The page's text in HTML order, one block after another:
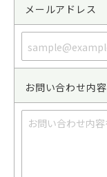
メールアドレス
お問い合わせ内容